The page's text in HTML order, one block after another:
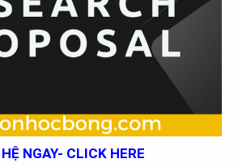
NGAY- CLICK HERE